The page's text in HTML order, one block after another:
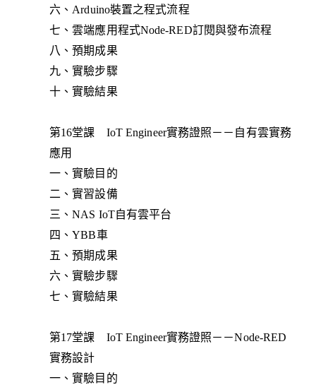
六、Arduino裝置之程式流程
七、雲端應用程式Node-RED訂閱與發布流程
八、預期成果
九、實驗步驟
十、實驗結果
第16堂課 IoT Engineer實務證照－－自有雲實務
應用
一、實驗目的
二、實習設備
三、NAS IoT自有雲平台
四、YBB車
五、預期成果
六、實驗步驟
七、實驗結果
第17堂課 IoT Engineer實務證照－－Node-RED
實務設計
一、實驗目的